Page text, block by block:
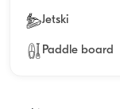
Jetski
Paddle board